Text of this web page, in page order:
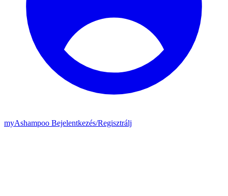
myAshampoo Bejelentkezés/Regisztrálj